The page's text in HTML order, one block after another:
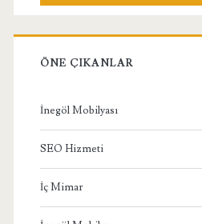
ÖNE ÇIKANLAR
İnegöl Mobilyası
SEO Hizmeti
İç Mimar